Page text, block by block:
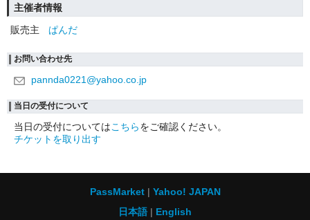
主催者情報
販売主
ぱんだ
お問い合わせ先
pannda0221@yahoo.co.jp
当日の受付について
当日の受付についてはこちらをご確認ください。
チケットを取り出す
PassMarket
Yahoo! JAPAN
日本語
English